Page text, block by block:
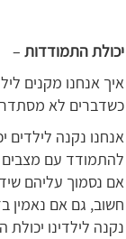
יכולת התמודדות –
איך אנחנו מקנים
כשדברים לא
אנחנו נקנה
להתמודד עם מצבים
אם נסמוך עליהם
חשוב, גם אם נאמין
נקנה לילדינו